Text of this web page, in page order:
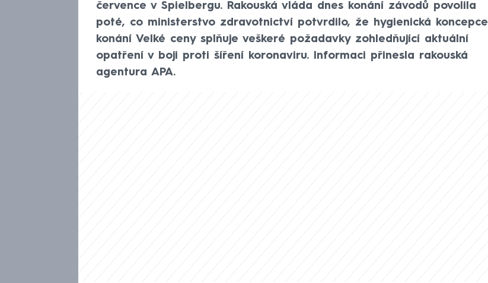
července v Spielbergu. Rakouská vláda dnes konání závodů povolila
poté, co ministerstvo zdravotnictví potvrdilo, že hygienická koncepce
konání Velké ceny splňuje veškeré požadavky zohledňující aktuální
opatření v boji proti šíření koronaviru. Informaci přinesla rakouská
agentura APA.